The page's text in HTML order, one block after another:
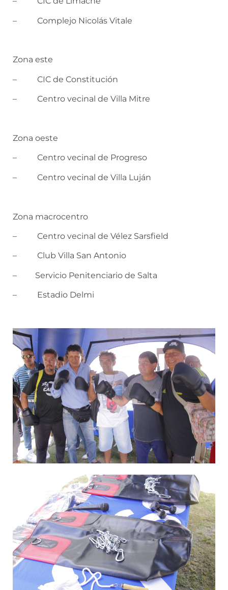
– Complejo Nicolás Vitale
Zona este
– CIC de Constitución
– Centro vecinal de Villa Mitre
Zona oeste
– Centro vecinal de Progreso
– Centro vecinal de Villa Luján
Zona macrocentro
– Centro vecinal de Vélez Sarsfield
– Club Villa San Antonio
­– Servicio Penitenciario de Salta
– Estadio Delmi